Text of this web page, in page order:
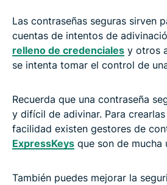
Las contraseñas seguras sirven
cuentas de intentos de
relleno de credenciales y otros
se intenta tomar el control de
Recuerda que una contraseña
y difícil de adivinar. Para
facilidad existen gestores de
ExpressKeys que son de mucha
También puedes mejorar la